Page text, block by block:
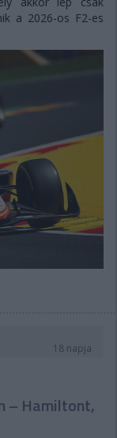
a 2026-os F2-es
18 napja
– Hamiltont,